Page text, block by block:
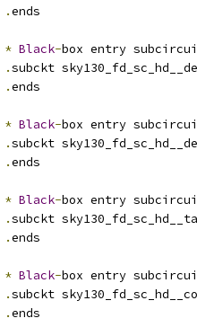
.ends
* Black-box entry
.subckt
.ends
* Black-box entry
.subckt
.ends
* Black-box entry
.subckt
.ends
* Black-box entry
.subckt
.ends